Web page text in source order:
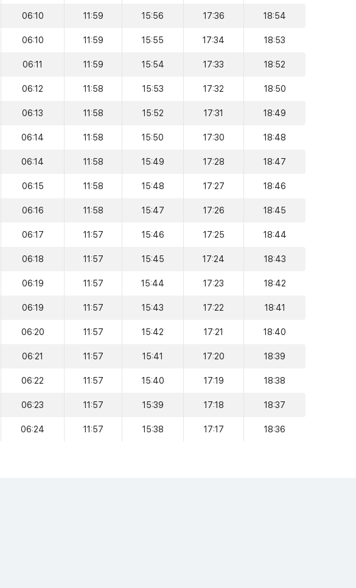
06:10 11:59 15:56 17:36 18:54
06:10 11:59 15:55 17:34 18:53
06:11 11:59 15:54 17:33 18:52
06:12 11:58 15:53 17:32 18:50
06:13 11:58 15:52 17:31 18:49
06:14 11:58 15:50 17:30 18:48
06:14 11:58 15:49 17:28 18:47
06:15 11:58 15:48 17:27 18:46
06:16 11:58 15:47 17:26 18:45
06:17 11:57 15:46 17:25 18:44
06:18 11:57 15:45 17:24 18:43
06:19 11:57 15:44 17:23 18:42
06:19 11:57 15:43 17:22 18:41
06:20 11:57 15:42 17:21 18:40
06:21 11:57 15:41 17:20 18:39
06:22 11:57 15:40 17:19 18:38
06:23 11:57 15:39 17:18 18:37
06:24 11:57 15:38 17:17 18:36